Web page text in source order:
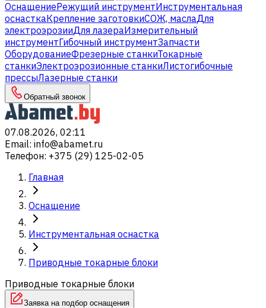
ОснащениеРежущий инструментИнструментальная
оснасткаКрепление заготовкиСОЖ, маслаДля
электроэрозииДля лазераИзмерительный
инструментГибочный инструментЗапчасти
ОборудованиеФрезерные станкиТокарные
станкиЭлектроэрозионные станкиЛистогибочные
прессыЛазерные станки
Обратный звонок
07.08.2026, 02:11
Email: info@abamet.ru
Телефон: +375 (29) 125-02-05
Главная
Оснащение
Инструментальная оснастка
Приводные токарные блоки
Приводные токарные блоки
Заявка на подбор оснащения